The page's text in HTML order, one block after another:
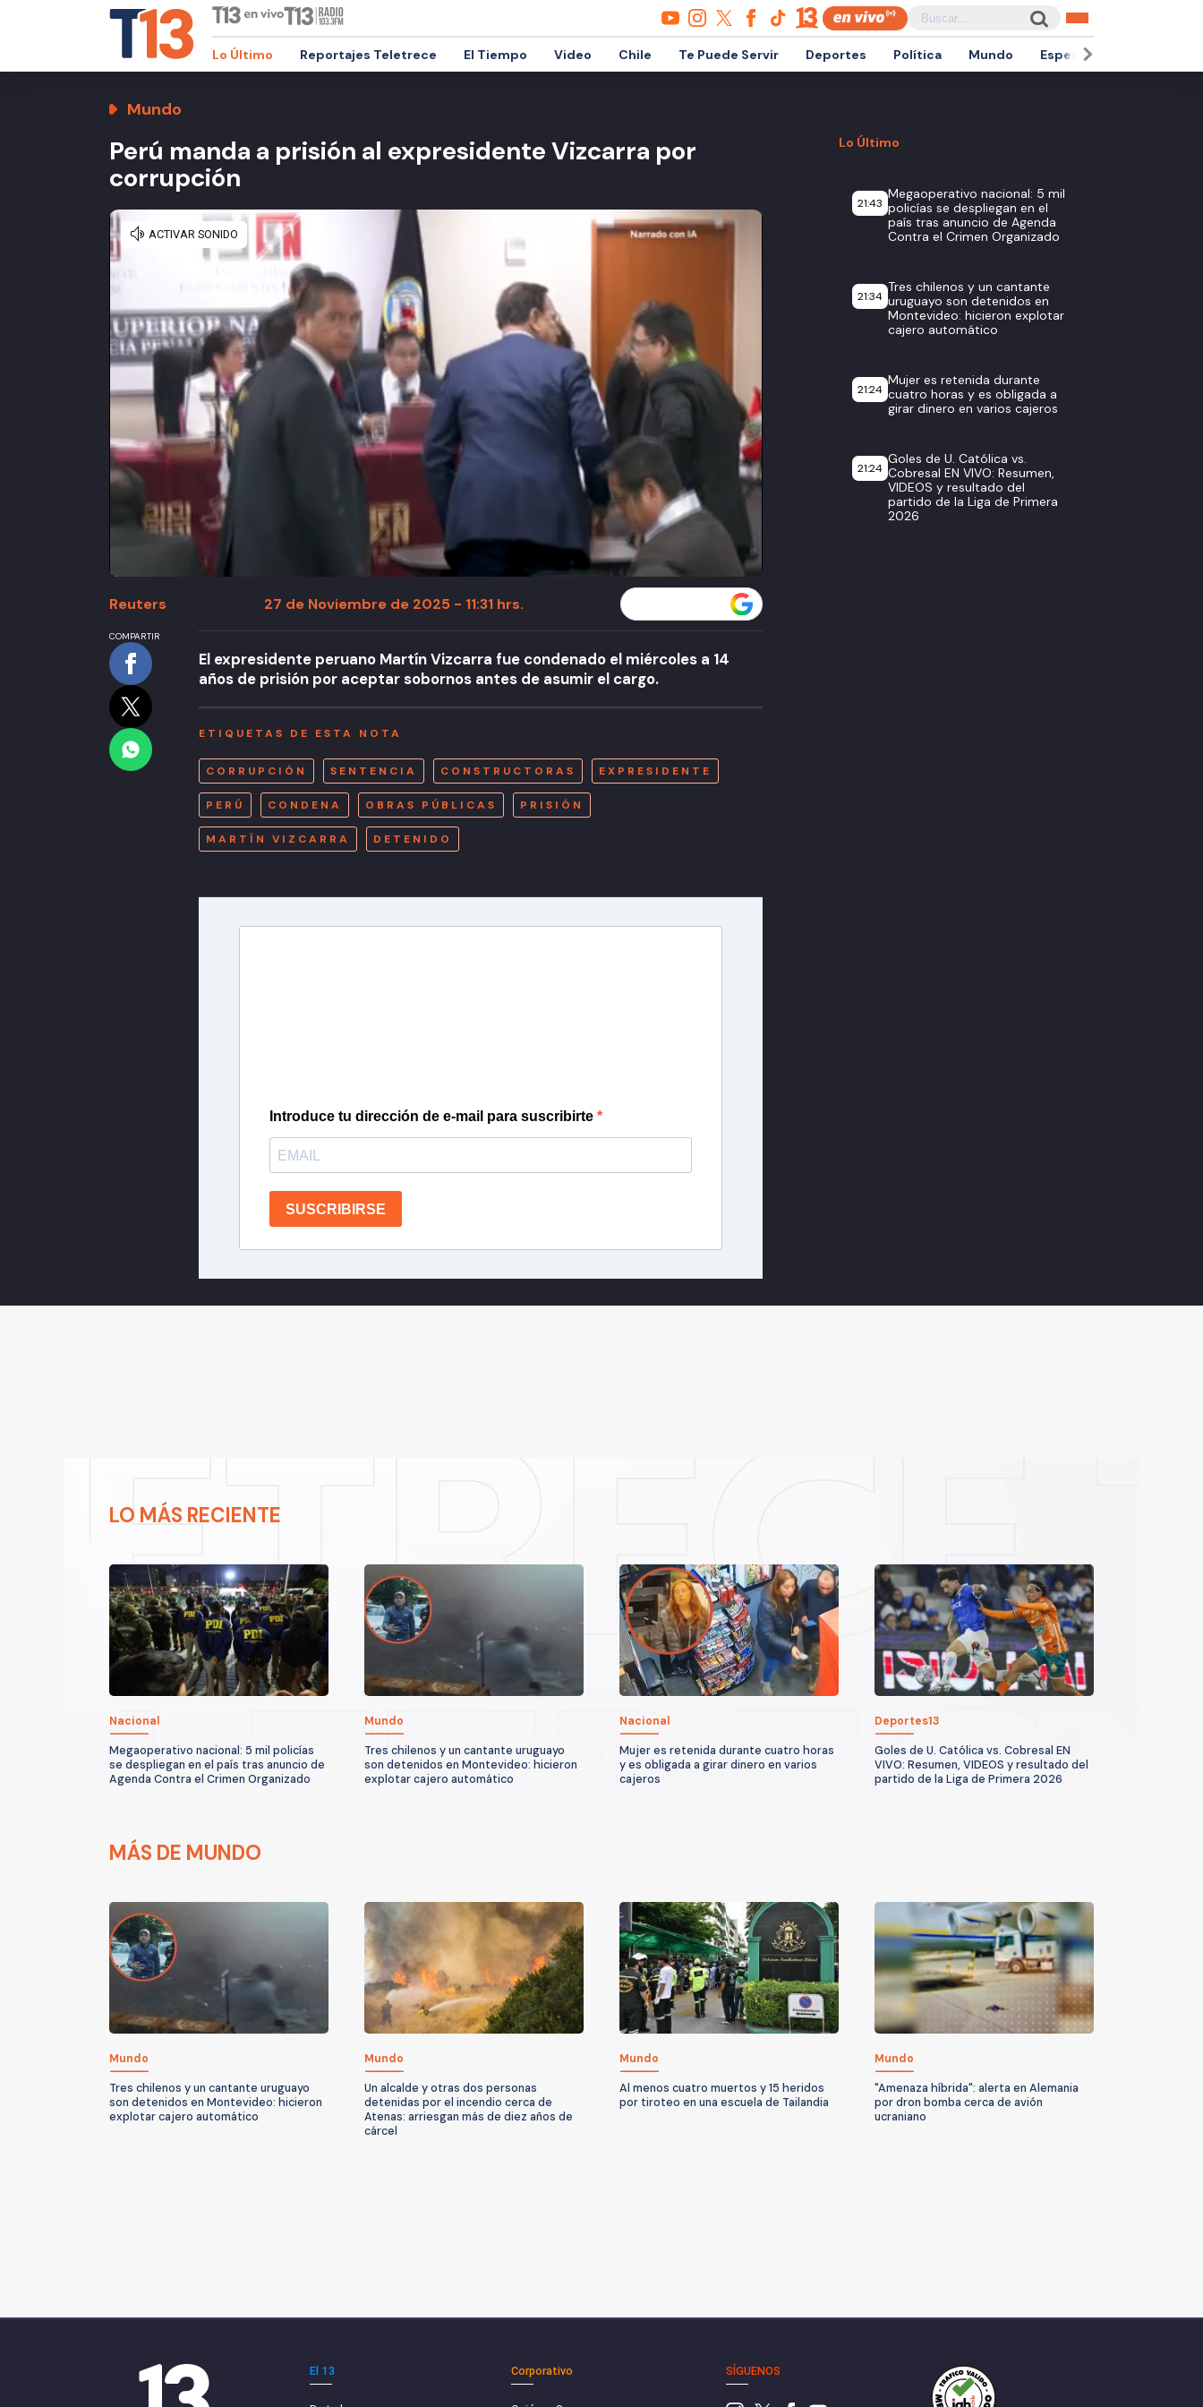
Lo Último Reportajes Teletrece El Tiempo Video Chile Te Puede Servir Deportes Política Mundo Espectáculos
Mundo
Perú manda a prisión al expresidente Vizcarra por
corrupción
Reuters 27 de Noviembre de 2025 - 11:31 hrs.
COMPARTIR
El expresidente peruano Martín Vizcarra fue condenado el miércoles a 14
años de prisión por aceptar sobornos antes de asumir el cargo.
ETIQUETAS DE ESTA NOTA
CORRUPCIÓN SENTENCIA CONSTRUCTORAS EXPRESIDENTE
PERÚ CONDENA OBRAS PÚBLICAS PRISIÓN
MARTÍN VIZCARRA DETENIDO
Introduce tu dirección de e-mail para suscribirte
SUSCRIBIRSE
Lo Último
21:43
Megaoperativo nacional: 5 mil
policías se despliegan en el
país tras anuncio de Agenda
Contra el Crimen Organizado
21:34
Tres chilenos y un cantante
uruguayo son detenidos en
Montevideo: hicieron explotar
cajero automático
21:24
Mujer es retenida durante
cuatro horas y es obligada a
girar dinero en varios cajeros
21:24
Goles de U. Católica vs.
Cobresal EN VIVO: Resumen,
VIDEOS y resultado del
partido de la Liga de Primera
2026
LO MÁS RECIENTE
Nacional
Megaoperativo nacional: 5 mil policías
se despliegan en el país tras anuncio de
Agenda Contra el Crimen Organizado
Mundo
Tres chilenos y un cantante uruguayo
son detenidos en Montevideo: hicieron
explotar cajero automático
Nacional
Mujer es retenida durante cuatro horas
y es obligada a girar dinero en varios
cajeros
Deportes13
Goles de U. Católica vs. Cobresal EN
VIVO: Resumen, VIDEOS y resultado del
partido de la Liga de Primera 2026
MÁS DE MUNDO
Mundo
Tres chilenos y un cantante uruguayo
son detenidos en Montevideo: hicieron
explotar cajero automático
Mundo
Un alcalde y otras dos personas
detenidas por el incendio cerca de
Atenas: arriesgan más de diez años de
cárcel
Mundo
Al menos cuatro muertos y 15 heridos
por tiroteo en una escuela de Tailandia
Mundo
"Amenaza híbrida": alerta en Alemania
por dron bomba cerca de avión
ucraniano
El 13 Corporativo SÍGUENOS